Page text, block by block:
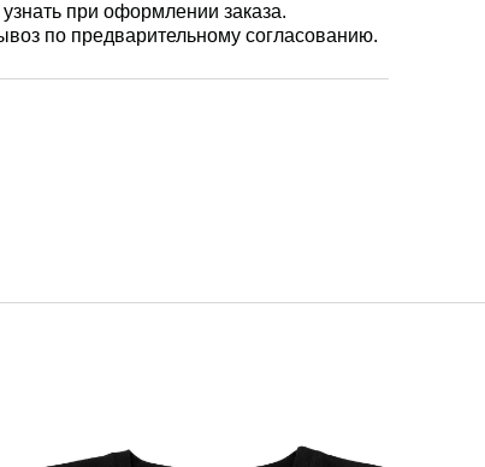
при оформлении заказа.
по предварительному согласованию.